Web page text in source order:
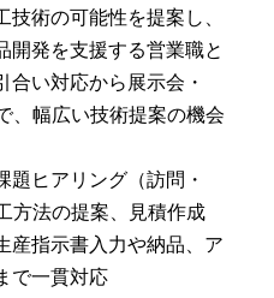
技術の可能性を提案し、
開発を支援する営業職と
合い対応から展示会・
、幅広い技術提案の機会
題ヒアリング（訪問・
方法の提案、見積作成
産指示書入力や納品、ア
で一貫対応